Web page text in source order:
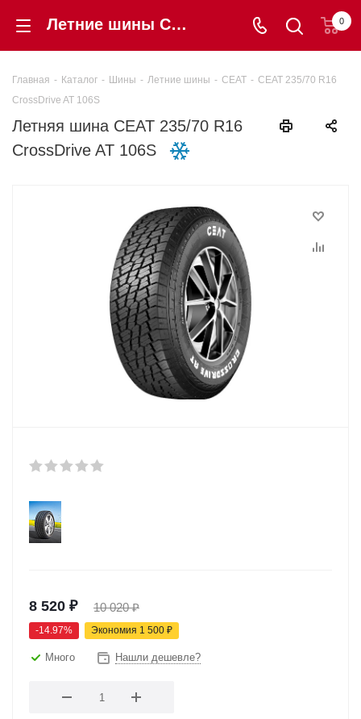
Летние шины CEAT 235/70 R16 CrossDrive AT 106S купить в интернет-магазине «Шинторг» в Калининграде 0
Главная - Каталог - Шины - Летние шины - CEAT - CEAT 235/70 R16
CrossDrive AT 106S
Летняя шина CEAT 235/70 R16
CrossDrive AT 106S
8 520 ₽ 10 020₽
-14.97% Экономия 1 500 ₽
Много Нашли дешевле?